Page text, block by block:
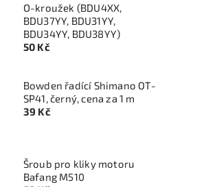
O-kroužek (BDU4XX,
BDU37YY, BDU31YY,
BDU34YY, BDU38YY)
50 Kč
Bowden řadící Shimano OT-
SP41, černý, cena za 1 m
39 Kč
Šroub pro kliky motoru
Bafang M510